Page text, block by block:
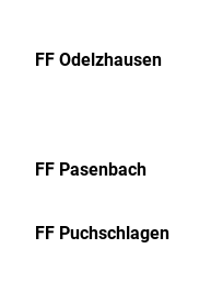
FF Odelzhausen
FF Pasenbach
FF Puchschlagen